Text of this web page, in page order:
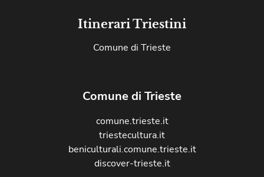
Itinerari Triestini
Comune di Trieste
Comune di Trieste
comune.trieste.it
triestecultura.it
beniculturali.comune.trieste.it
discover-trieste.it